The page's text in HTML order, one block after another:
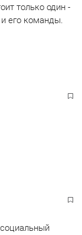
только один -
его команды.
социальный